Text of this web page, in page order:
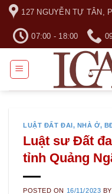
Skip
content
127 NGUYỄN TỰ TÂN,
07:00 - 18:00
LUẬT ĐẤT ĐAI, NHÀ Ở,
Luật sư Đất
tỉnh Quảng
POSTED ON 16/11/2023